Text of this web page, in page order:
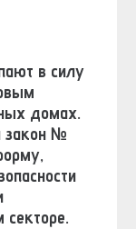
в силу
домах.
закон №